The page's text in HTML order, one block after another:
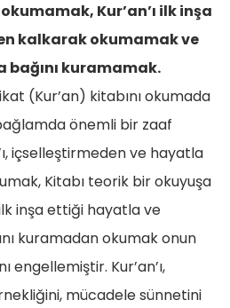
Kur’an’ı ilk inşa
kalkarak okumamak ve
kuramamak.
(Kur’an) kitabını okumada
önemli bir zaaf
içselleştirmeden ve hayatla
Kitabı teorik bir okuyuşa
inşa ettiği hayatla ve
kuramadan okumak onun
engellemiştir. Kur’an’ı,
mücadele sünnetini